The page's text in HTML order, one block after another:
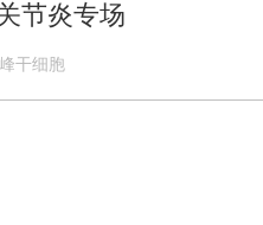
节炎专场
干细胞